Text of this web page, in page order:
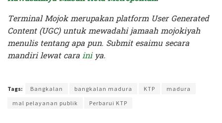
Terminal Mojok merupakan platform User Generated
Content (UGC) untuk mewadahi jamaah mojokiyah
menulis tentang apa pun. Submit esaimu secara
mandiri lewat carainiya.
Tags: Bangkalan bangkalan madura KTP
madura
mal pelayanan publik
Perbarui KTP